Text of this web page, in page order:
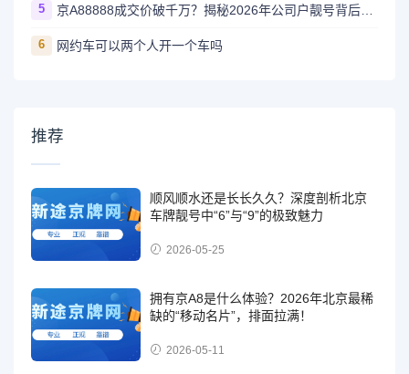
5 京A88888成交价破千万？揭秘2026年公司户靓号背后的财富逻辑
6 网约车可以两个人开一个车吗
推荐
顺风顺水还是长长久久？深度剖析北京
车牌靓号中“6”与“9”的极致魅力
2026-05-25
拥有京A8是什么体验？2026年北京最稀
缺的“移动名片”，排面拉满！
2026-05-11